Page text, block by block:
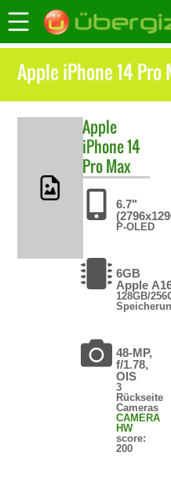
Apple iPhone 14 Pro
Apple
iPhone 14
Pro Max
6.7"
P-OLED
6GB
Apple
128GB/
48-MP,
f/1.78,
OIS
3
Rückseite
Cameras
CAMERA
HW
score:
200